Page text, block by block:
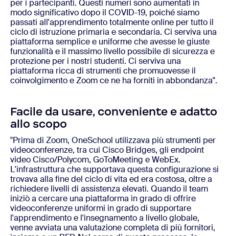
per i partecipanti. Questi numeri sono aumentati in
modo significativo dopo il COVID-19, poiché siamo
passati all'apprendimento totalmente online per tutto il
ciclo di istruzione primaria e secondaria. Ci serviva una
piattaforma semplice e uniforme che avesse le giuste
funzionalità e il massimo livello possibile di sicurezza e
protezione per i nostri studenti. Ci serviva una
piattaforma ricca di strumenti che promuovesse il
coinvolgimento e Zoom ce ne ha forniti in abbondanza".
Facile da usare, conveniente e adatto
allo scopo
"Prima di Zoom, OneSchool utilizzava più strumenti per
videoconferenze, tra cui Cisco Bridges, gli endpoint
video Cisco/Polycom, GoToMeeting e WebEx.
L'infrastruttura che supportava questa configurazione si
trovava alla fine del ciclo di vita ed era costosa, oltre a
richiedere livelli di assistenza elevati. Quando il team
iniziò a cercare una piattaforma in grado di offrire
videoconferenze uniformi in grado di supportare
l'apprendimento e l'insegnamento a livello globale,
venne avviata una valutazione completa di più fornitori,